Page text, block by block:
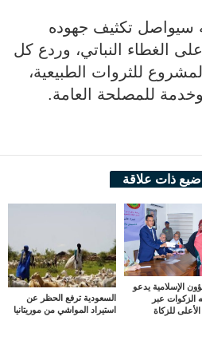
سيواصل تكثيف جهوده
الغطاء النباتي، وردع كل
للثروات الطبيعية،
وخدمة للمصلحة العامة.
ذات علاقة
الإسلامية يدعو
الزكوات عبر
للزكاة
السعودية ترفع الحظر عن
استيراد المواشي من موريتانيا